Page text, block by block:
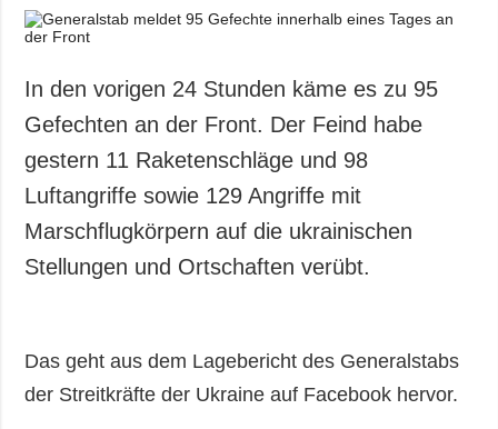
Politik
Militär
Gesellschaft und
Kultur
Sport
Kriminalität
Notstand und
Politik zur
personenbezogener
Daten
Veröffentlichungen
Interview
Abonnement
Fotobank
In den vorigen 24 Stunden käme es zu 95
Gefechten an der Front. Der Feind habe
gestern 11 Raketenschläge und 98
Luftangriffe sowie 129 Angriffe mit
Marschflugkörpern auf die ukrainischen
Stellungen und Ortschaften verübt.
Das geht aus dem Lagebericht des Generalstabs
der Streitkräfte der Ukraine auf Facebook hervor.